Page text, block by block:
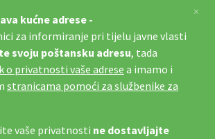
kućne adrese -
za informiranje pri tijelu javne vlasti
svoju poštansku adresu, tada
o privatnosti vaše adrese a imamo i
stranicama pomoći za službenike za
vaše privatnosti ne dostavljajte
×